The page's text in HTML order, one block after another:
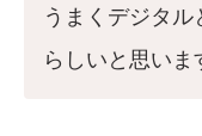
うまくデジタ
らしいと思いま